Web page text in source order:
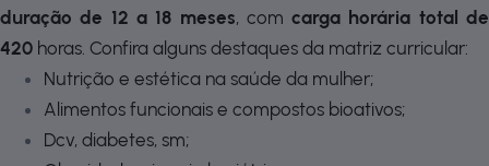
duração de 12 a 18 meses, comcarga horária total de
420 horas. Confira alguns destaques da matriz curricular:
Nutrição e estética na saúde da mulher;
Alimentos funcionais e compostos bioativos;
Dcv, diabetes, sm;